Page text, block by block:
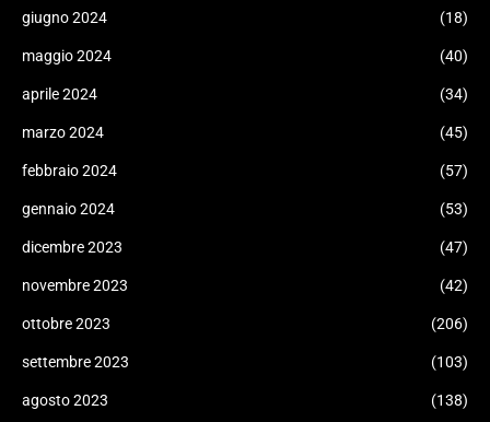
giugno 2024 (18)
maggio 2024 (40)
aprile 2024 (34)
marzo 2024 (45)
febbraio 2024 (57)
gennaio 2024 (53)
dicembre 2023 (47)
novembre 2023 (42)
ottobre 2023 (206)
settembre 2023 (103)
agosto 2023 (138)